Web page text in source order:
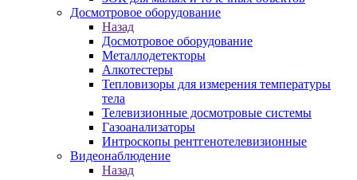
Досмотровое оборудование
Назад
Досмотровое оборудование
Металлодетекторы
Алкотестеры
Тепловизоры для измерения температуры
тела
Телевизионные досмотровые системы
Газоанализаторы
Интроскопы рентгенотелевизионные
Видеонаблюдение
Назад